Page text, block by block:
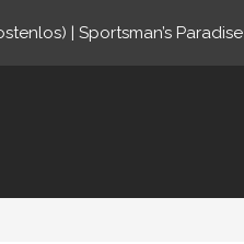
| Sportsman’s Paradise